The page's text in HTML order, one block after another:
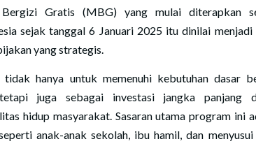
Gratis (MBG) yang mulai diterapkan
sejak tanggal 6 Januari 2025 itu dinilai menjadi
yang strategis.
hanya untuk memenuhi kebutuhan dasar
juga sebagai investasi jangka panjang
hidup masyarakat. Sasaran utama program ini
anak-anak sekolah, ibu hamil, dan menyusui